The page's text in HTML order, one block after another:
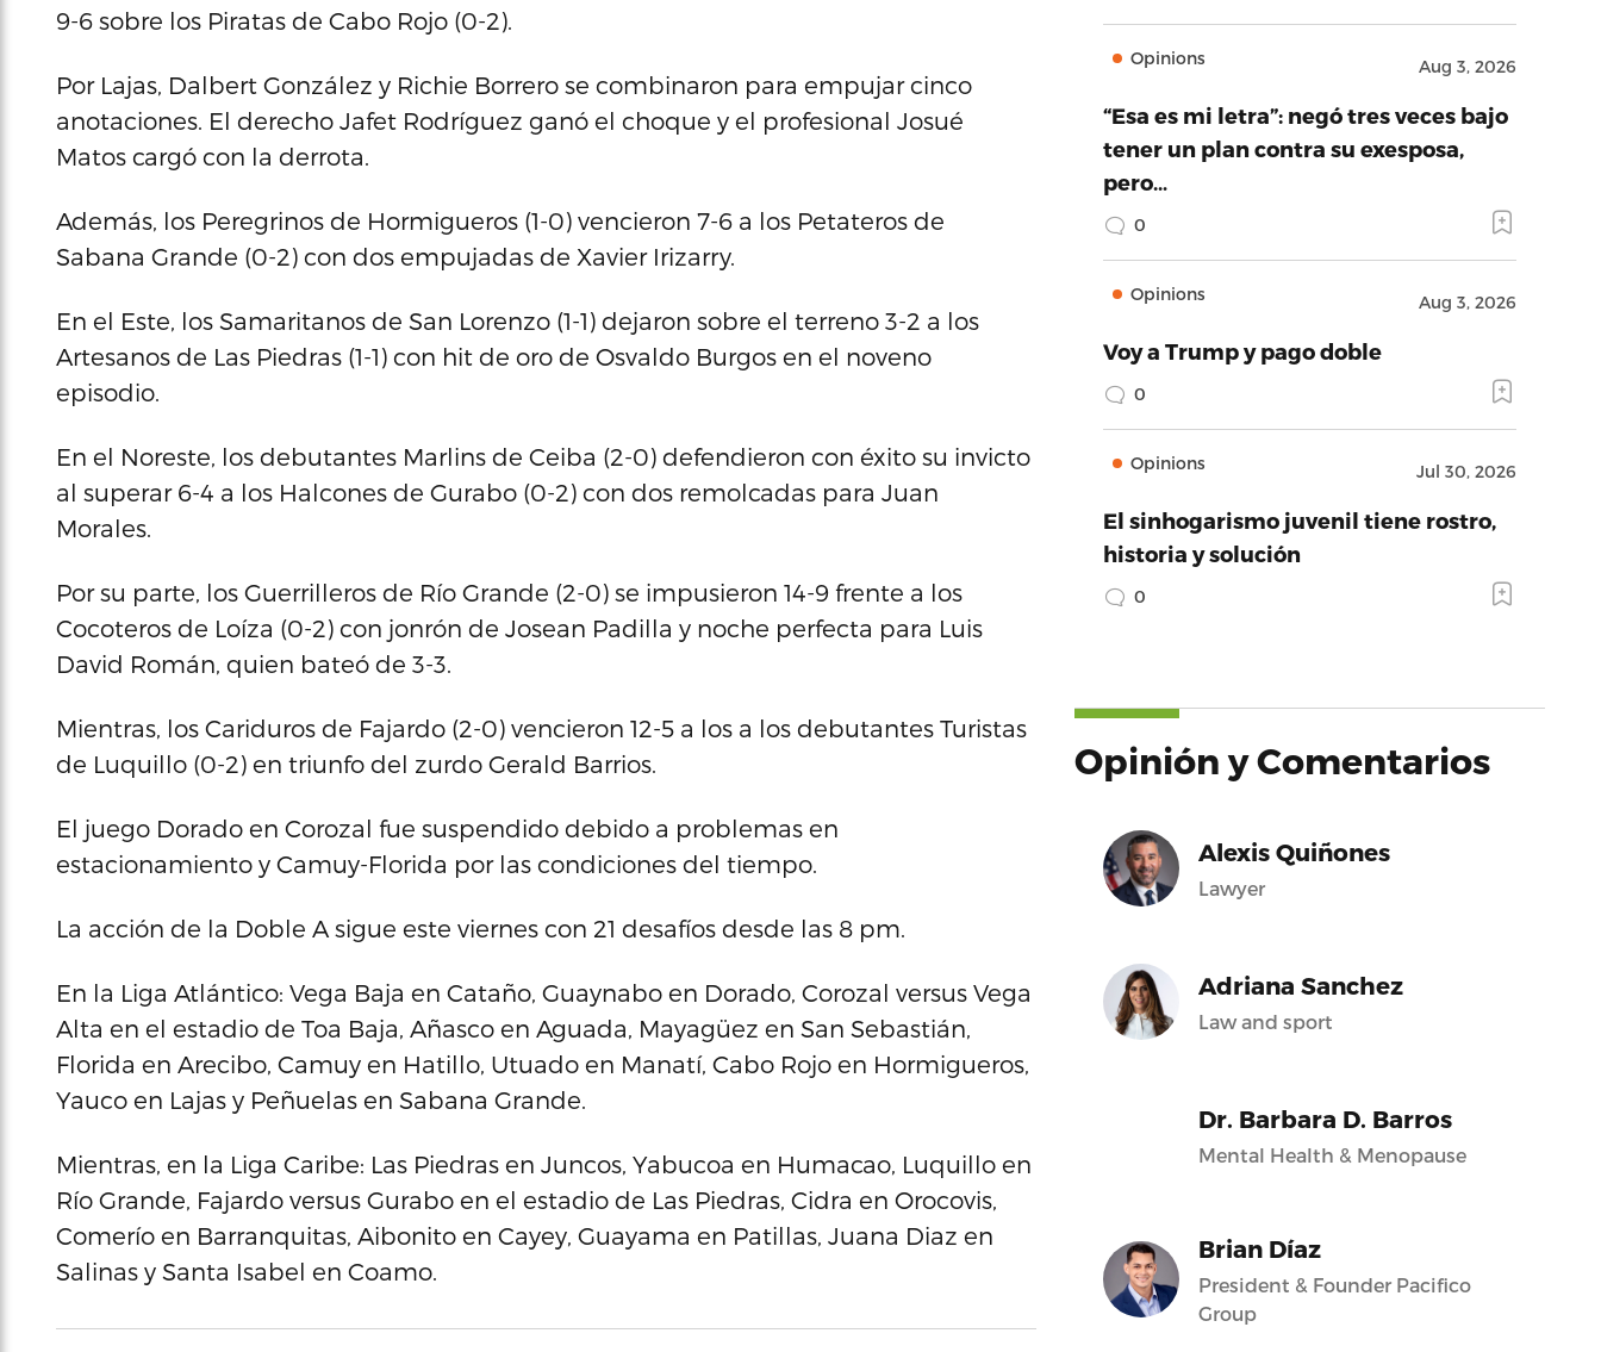
9-6 sobre los Piratas de Cabo Rojo (0-2).
Por Lajas, Dalbert González y Richie Borrero se combinaron para empujar cinco
anotaciones. El derecho Jafet Rodríguez ganó el choque y el profesional Josué
Matos cargó con la derrota.
Además, los Peregrinos de Hormigueros (1-0) vencieron 7-6 a los Petateros de
Sabana Grande (0-2) con dos empujadas de Xavier Irizarry.
En el Este, los Samaritanos de San Lorenzo (1-1) dejaron sobre el terreno 3-2 a los
Artesanos de Las Piedras (1-1) con hit de oro de Osvaldo Burgos en el noveno
episodio.
En el Noreste, los debutantes Marlins de Ceiba (2-0) defendieron con éxito su invicto
al superar 6-4 a los Halcones de Gurabo (0-2) con dos remolcadas para Juan
Morales.
Por su parte, los Guerrilleros de Río Grande (2-0) se impusieron 14-9 frente a los
Cocoteros de Loíza (0-2) con jonrón de Josean Padilla y noche perfecta para Luis
David Román, quien bateó de 3-3.
Mientras, los Cariduros de Fajardo (2-0) vencieron 12-5 a los a los debutantes Turistas
de Luquillo (0-2) en triunfo del zurdo Gerald Barrios.
El juego Dorado en Corozal fue suspendido debido a problemas en
estacionamiento y Camuy-Florida por las condiciones del tiempo.
La acción de la Doble A sigue este viernes con 21 desafíos desde las 8 pm.
En la Liga Atlántico: Vega Baja en Cataño, Guaynabo en Dorado, Corozal versus Vega
Alta en el estadio de Toa Baja, Añasco en Aguada, Mayagüez en San Sebastián,
Florida en Arecibo, Camuy en Hatillo, Utuado en Manatí, Cabo Rojo en Hormigueros,
Yauco en Lajas y Peñuelas en Sabana Grande.
Mientras, en la Liga Caribe: Las Piedras en Juncos, Yabucoa en Humacao, Luquillo en
Río Grande, Fajardo versus Gurabo en el estadio de Las Piedras, Cidra en Orocovis,
Comerío en Barranquitas, Aibonito en Cayey, Guayama en Patillas, Juana Diaz en
Salinas y Santa Isabel en Coamo.
Opinions Aug 3, 2026
“Esa es mi letra”: negó tres veces bajo
tener un plan contra su exesposa,
pero…
0
Opinions Aug 3, 2026
Voy a Trump y pago doble
0
Opinions Jul 30, 2026
El sinhogarismo juvenil tiene rostro,
historia y solución
0
Opinión y Comentarios
Alexis Quiñones
Lawyer
Adriana Sanchez
Law and sport
Dr. Barbara D. Barros
Mental Health & Menopause
Brian Díaz
President & Founder Pacifico
Group